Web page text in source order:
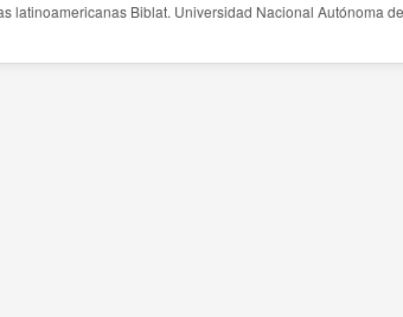
latinoamericanas Biblat. Universidad Nacional Autónoma